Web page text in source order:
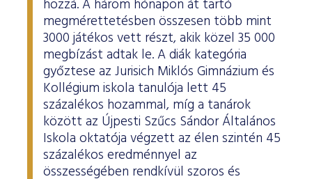
hozzá. A három hónapon át tartó
megmérettetésben összesen több mint
3000 játékos vett részt, akik közel 35 000
megbízást adtak le. A diák kategória
győztese az Jurisich Miklós Gimnázium és
Kollégium iskola tanulója lett 45
százalékos hozammal, míg a tanárok
között az Újpesti Szűcs Sándor Általános
Iskola oktatója végzett az élen szintén 45
százalékos eredménnyel az
összességében rendkívül szoros és